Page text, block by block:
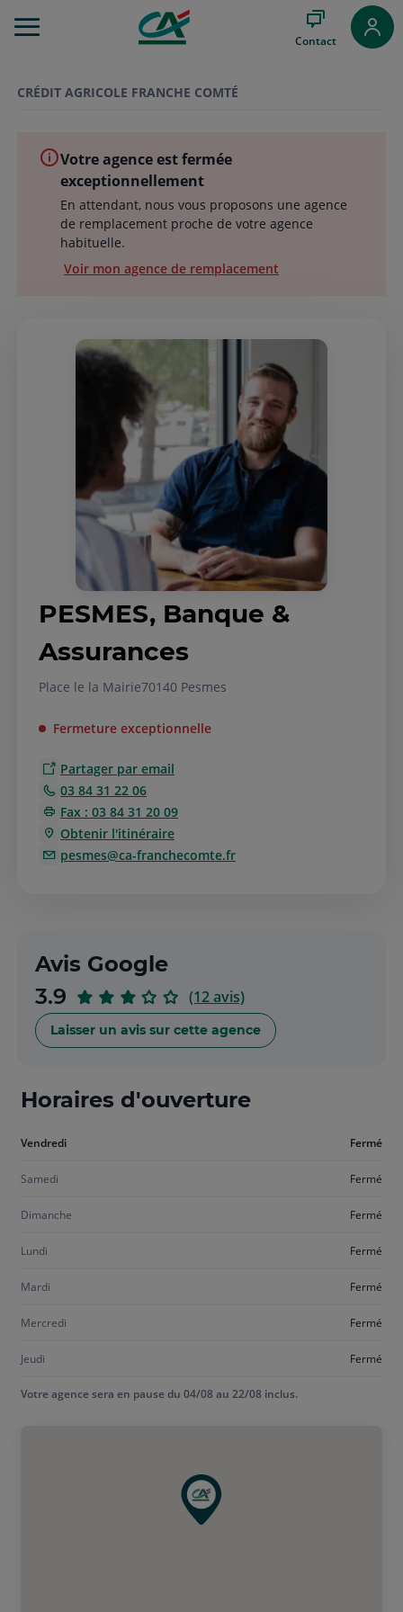
au
Contenu
Aller
de
page
Contact
CRÉDIT AGRICOLE FRANCHE COMTÉ
Votre agence est fermée
exceptionnellement
En attendant, nous vous proposons une agence
de remplacement proche de votre agence
habituelle.
Voir mon agence de remplacement
PESMES, Banque &
Assurances
Place le la Mairie70140 Pesmes
Fermeture exceptionnelle
Partager par email
03 84 31 22 06
Fax : 03 84 31 20 09
Obtenir l'itinéraire
pesmes@ca-franchecomte.fr
Avis Google
3.9 sur
5
(12 avis)
Laisser un avis sur cette agence
Horaires d'ouverture
VendrediAujourd'hui
Fermé
Samedi Fermé
Dimanche Fermé
Lundi Fermé
Mardi Fermé
Mercredi Fermé
Jeudi Fermé
Votre agence sera en pause du 04/08 au 22/08 inclus.